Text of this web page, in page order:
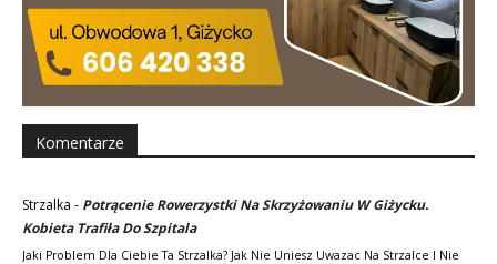
Komentarze
Strzalka - Potrącenie Rowerzystki Na Skrzyżowaniu W Giżycku.
Kobieta Trafiła Do Szpitala
Jaki Problem Dla Ciebie Ta Strzalka? Jak Nie Uniesz Uwazac Na Strzalce I Nie